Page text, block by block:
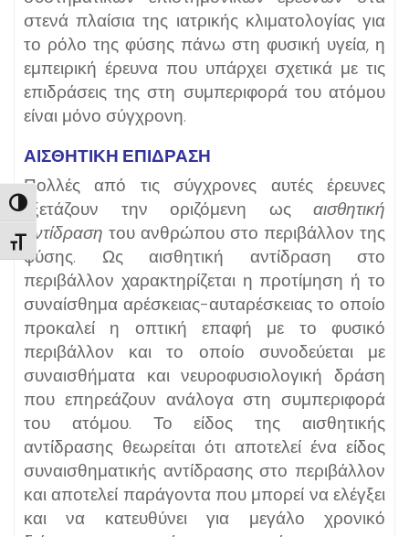
Εναλλαγή Υψηλής Αντίθεσης
Εναλλαγή Μεγέθους Γραμμάτων
στενά πλαίσια της ιατρικής κλιματολογίας για
το ρόλο της φύσης πάνω στη φυσική υγεία, η
εμπειρική έρευνα που υπάρχει σχετικά με τις
επιδράσεις της στη συμπεριφορά του ατόμου
είναι μόνο σύγχρονη.
ΑΙΣΘΗΤΙΚΗ ΕΠΙΔΡΑΣΗ
Πολλές από τις σύγχρονες αυτές έρευνες
εξετάζουν την οριζόμενη ωςαισθητική
αντίδραση του ανθρώπου στο περιβάλλον της
φύσης. Ως αισθητική αντίδραση στο
περιβάλλον χαρακτηρίζεται η προτίμηση ή το
συναίσθημα αρέσκειας-αυταρέσκειας το οποίο
προκαλεί η οπτική επαφή με το φυσικό
περιβάλλον και το οποίο συνοδεύεται με
συναισθήματα και νευροφυσιολογική δράση
που επηρεάζουν ανάλογα στη συμπεριφορά
του ατόμου. Το είδος της αισθητικής
αντίδρασης θεωρείται ότι αποτελεί ένα είδος
συναισθηματικής αντίδρασης στο περιβάλλον
και αποτελεί παράγοντα που μπορεί να ελέγξει
και να κατευθύνει για μεγάλο χρονικό